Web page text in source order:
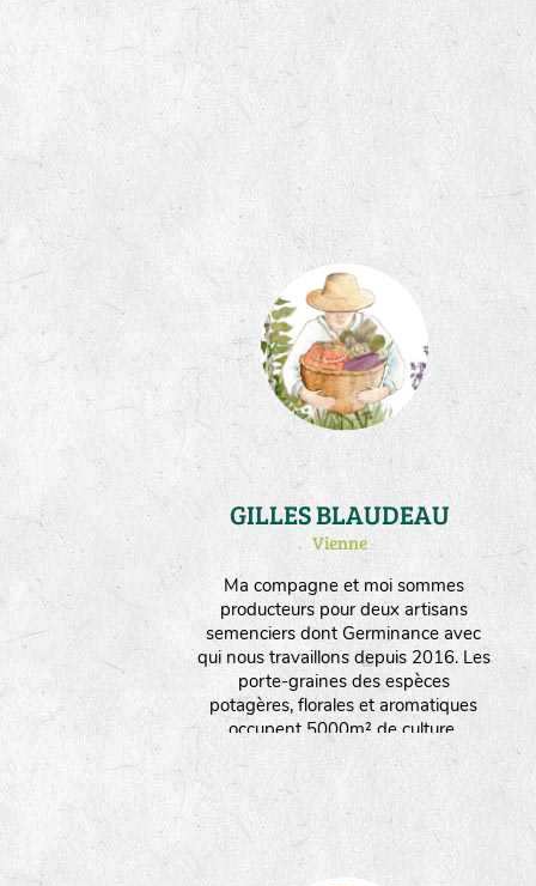
Ma compagne et moi sommes
producteurs pour deux artisans
semenciers dont Germinance avec
qui nous travaillons depuis 2016. Les
porte-graines des espèces
potagères, florales et aromatiques
occupent 5000m² de culture.
Instalée en plaine céréalière
valonnée et semi boisée, la ferme
produit aussi des céréales et du
fourrage. Nous orientons nos choix
vers un maximum d'espèces
produites en culture sèche.
GILLES BLAUDEAU
Vienne